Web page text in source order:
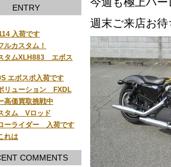
ENTRY
入荷です
ルカスタム！
タムXLH883 エボス
エボスポ入荷です
リューション FXDL
高価買取挑戦中
タム Vロッド
ーライダー 入荷です
れは
COMMENTS
週末ご来店お